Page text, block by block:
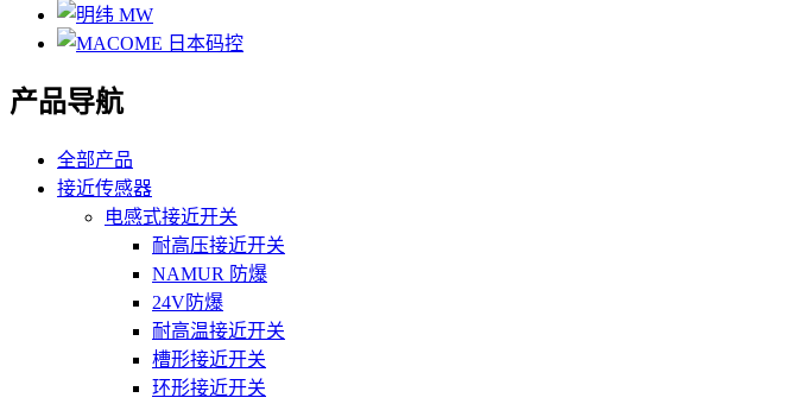
产品导航
全部产品
接近传感器
电感式接近开关
耐高压接近开关
NAMUR 防爆
24V防爆
耐高温接近开关
槽形接近开关
环形接近开关